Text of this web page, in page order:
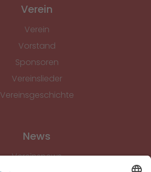
Verein
Verein
Vorstand
Sponsoren
Vereinslieder
Vereinsgeschichte
News
Vereinsnews